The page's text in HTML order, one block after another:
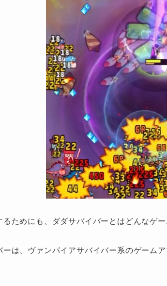
るためにも、ダダサバイバーとはどんなゲ
ーは、ヴァンパイアサバイバー系のゲーム